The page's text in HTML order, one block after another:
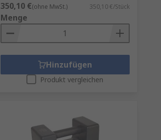
350,10 €(ohne MwSt.) 350,10 €/Stück
Menge
Hinzufügen
Produkt vergleichen